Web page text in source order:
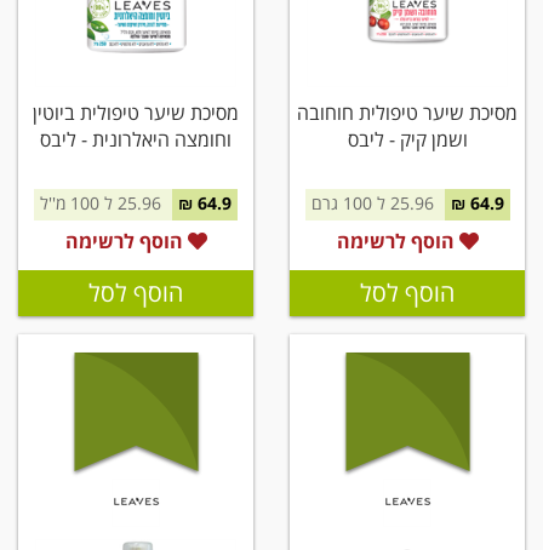
מסיכת שיער טיפולית חוחובה
ושמן קיק - ליבס
64.9 ₪ 25.96 ל 100 גרם
הוסף לרשימה
הוסף לסל
מסיכת שיער טיפולית ביוטין
וחומצה היאלרונית - ליבס
64.9 ₪
הוסף לרשימה
הוסף לסל